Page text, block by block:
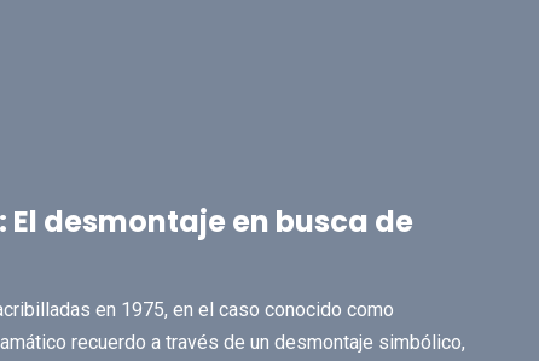
desmontaje en busca de
en 1975, en el caso conocido como
recuerdo a través de un desmontaje simbólico,